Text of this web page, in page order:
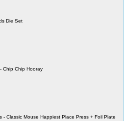
Die Set
Chip Chip Hooray
- Classic Mouse Happiest Place Press + Foil Plate